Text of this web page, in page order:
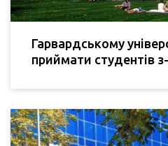
Гарвардському
приймати студентів